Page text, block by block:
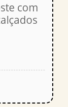
com